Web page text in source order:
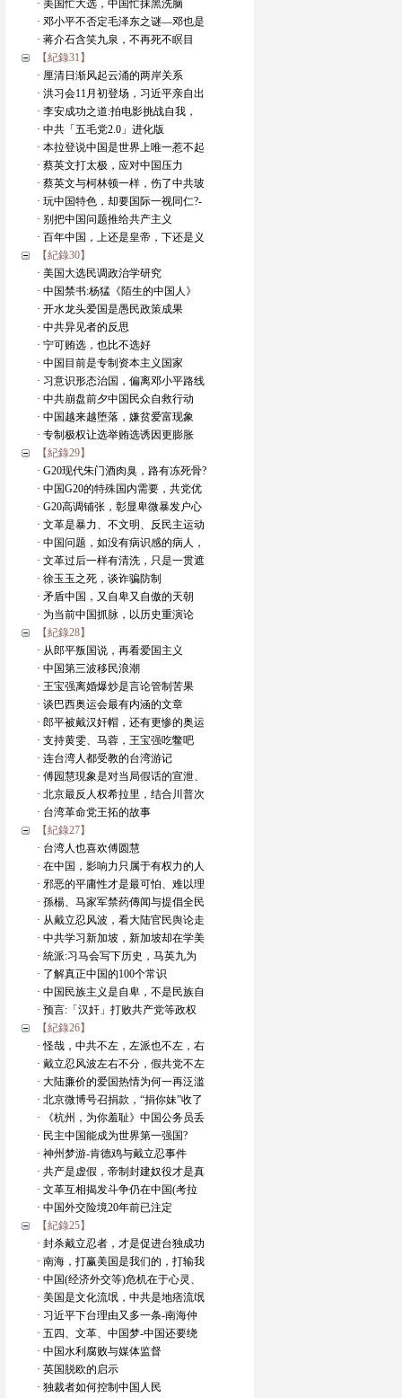
· 美国忙大选，中国忙抹黑洗脑
· 邓小平不否定毛泽东之谜—邓也是
· 蒋介石含笑九泉，不再死不瞑目
【紀錄31】
· 厘清日渐风起云涌的两岸关系
· 洪习会11月初登场，习近平亲自出
· 李安成功之道:拍电影挑战自我，
· 中共「五毛党2.0」进化版
· 本拉登说中国是世界上唯一惹不起
· 蔡英文打太极，应对中国压力
· 蔡英文与柯林顿一样，伤了中共玻
· 玩中国特色，却要国际一视同仁?-
· 别把中国问题推给共产主义
· 百年中国，上还是皇帝，下还是义
【紀錄30】
· 美国大选民调政治学研究
· 中国禁书:杨猛《陌生的中国人》
· 开水龙头爱国是愚民政策成果
· 中共异见者的反思
· 宁可贿选，也比不选好
· 中国目前是专制资本主义国家
· 习意识形态治国，偏离邓小平路线
· 中共崩盘前夕中国民众自救行动
· 中国越来越堕落，嫌贫爱富现象
· 专制极权让选举贿选诱因更膨胀
【紀錄29】
· G20现代朱门酒肉臭，路有冻死骨?
· 中国G20的特殊国内需要，共党优
· G20高调铺张，彰显卑微暴发户心
· 文革是暴力、不文明、反民主运动
· 中国问题，如没有病识感的病人，
· 文革过后一样有清洗，只是一贯遮
· 徐玉玉之死，谈诈骗防制
· 矛盾中国，又自卑又自傲的天朝
· 为当前中国抓脉，以历史重演论
【紀錄28】
· 从郎平叛国说，再看爱国主义
· 中国第三波移民浪潮
· 王宝强离婚爆炒是言论管制苦果
· 谈巴西奥运会最有内涵的文章
· 郎平被戴汉奸帽，还有更惨的奥运
· 支持黄雯、马蓉，王宝强吃鳖吧
· 连台湾人都受教的台湾游记
· 傅园慧現象是对当局假话的宣泄、
· 北京最反人权希拉里，结合川普次
· 台湾革命党王拓的故事
【紀錄27】
· 台湾人也喜欢傅圆慧
· 在中国，影响力只属于有权力的人
· 邪恶的平庸性才是最可怕、难以理
· 孫楊、马家军禁药傳闻与提倡全民
· 从戴立忍风波，看大陆官民舆论走
· 中共学习新加坡，新加坡却在学美
· 統派:习马会写下历史，马英九为
· 了解真正中国的100个常识
· 中国民族主义是自卑，不是民族自
· 预言:「汉奸」打败共产党等政权
【紀錄26】
· 怪哉，中共不左，左派也不左，右
· 戴立忍风波左右不分，假共党不左
· 大陆廉价的爱国热情为何一再泛滥
· 北京微博号召捐款，“捐你妹”收了
· 《杭州，为你羞耻》中国公务员丢
· 民主中国能成为世界第一强国?
· 神州梦游-肯德鸡与戴立忍事件
· 共产是虚假，帝制封建奴役才是真
· 文革互相揭发斗争仍在中国(考拉
· 中国外交险境20年前已注定
【紀錄25】
· 封杀戴立忍者，才是促进台独成功
· 南海，打赢美国是我们的，打输我
· 中国(经济外交等)危机在于心灵、
· 美国是文化流氓，中共是地痞流氓
· 习近平下台理由又多一条-南海仲
· 五四、文革、中国梦-中国还要绕
· 中国水利腐败与媒体监督
· 英国脱欧的启示
· 独裁者如何控制中国人民